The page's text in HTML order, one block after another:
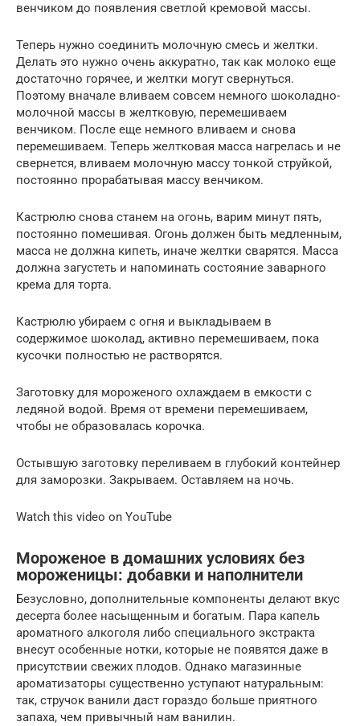
венчиком до появления светлой кремовой массы.
Теперь нужно соединить молочную смесь и желтки.
Делать это нужно очень аккуратно, так как молоко еще
достаточно горячее, и желтки могут свернуться.
Поэтому вначале вливаем совсем немного шоколадно-
молочной массы в желтковую, перемешиваем
венчиком. После еще немного вливаем и снова
перемешиваем. Теперь желтковая масса нагрелась и не
свернется, вливаем молочную массу тонкой струйкой,
постоянно прорабатывая массу венчиком.
Кастрюлю снова станем на огонь, варим минут пять,
постоянно помешивая. Огонь должен быть медленным,
масса не должна кипеть, иначе желтки сварятся. Масса
должна загустеть и напоминать состояние заварного
крема для торта.
Кастрюлю убираем с огня и выкладываем в
содержимое шоколад, активно перемешиваем, пока
кусочки полностью не растворятся.
Заготовку для мороженого охлаждаем в емкости с
ледяной водой. Время от времени перемешиваем,
чтобы не образовалась корочка.
Остывшую заготовку переливаем в глубокий контейнер
для заморозки. Закрываем. Оставляем на ночь.
Watch this video on YouTube
Мороженое в домашних условиях без
мороженицы: добавки и наполнители
Безусловно, дополнительные компоненты делают вкус
десерта более насыщенным и богатым. Пара капель
ароматного алкоголя либо специального экстракта
внесут особенные нотки, которые не появятся даже в
присутствии свежих плодов. Однако магазинные
ароматизаторы существенно уступают натуральным:
так, стручок ванили даст гораздо больше приятного
запаха, чем привычный нам ванилин.